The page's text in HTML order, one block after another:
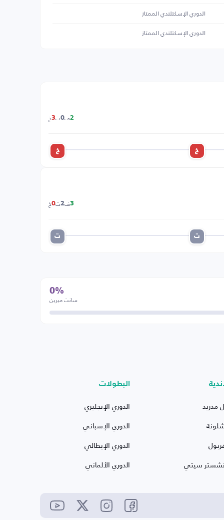
الدوري الإسكتلندي الممتاز
الدوري الإسكتلندي الممتاز
2ف0ت3خ
خ خ
3ف2ت0خ
ت ت
0%
سانت ميرين
مدريد
سيتي
البطولات
الدوري الإنجليزي
الدوري الإسباني
الدوري الإيطالي
الدوري الألماني